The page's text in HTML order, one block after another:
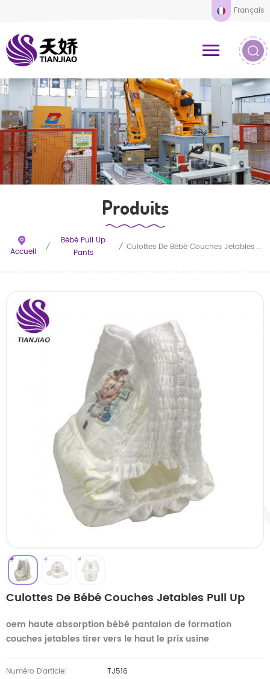
Français
Produits
Accueil /
Bébé Pull Up
Pants
/ Culottes De Bébé Couches Jetables Pull Up
Culottes De Bébé Couches Jetables Pull Up
oem haute absorption bébé pantalon de formation
couches jetables tirer vers le haut le prix usine
Numéro D'article:
TJ516